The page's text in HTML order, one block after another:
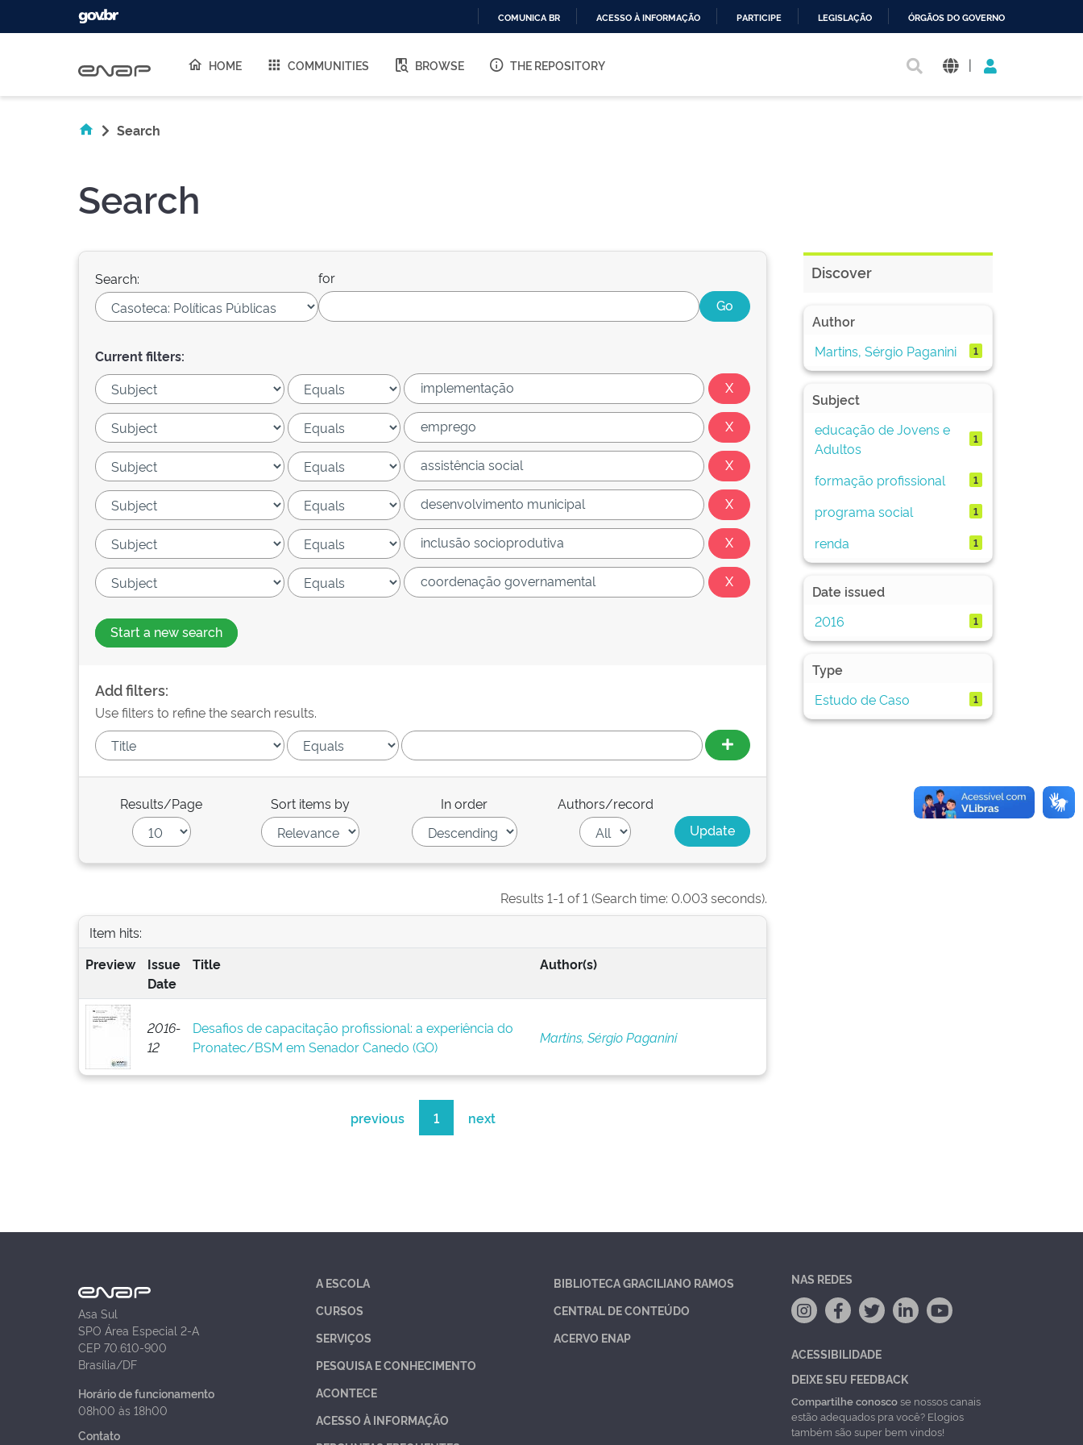
O
COMUNICA BR ACESSO À INFORMAÇÃO PARTICIPE LEGISLAÇÃO ÓRGÃOS DO GOVERNO
HOME COMMUNITIES BROWSE THE REPOSITORY |
Search
Search
Search: for
Current filters:
Start a new search
Add filters:
Use filters to refine the search results.
Results/Page Sort items by In order Authors/record
Results 1-1 of 1 (Search time: 0.003 seconds).
Item hits:
Preview
Issue
Date
Title Author(s)
2016-
12
Desafios de capacitação profissional: a experiência do
Pronatec/BSM em Senador Canedo (GO)
Martins, Sérgio Paganini
previous 1 next
Discover
Author
Martins, Sérgio Paganini
1
Subject
educação de Jovens e
Adultos
1
formação profissional 1
programa social 1
renda 1
Date issued
2016
1
Type
Estudo de Caso
1
Asa Sul
SPO Área Especial 2-A
CEP 70.610-900
Brasília/DF
Horário de funcionamento
08h00 às 18h00
Contato
A ESCOLA
CURSOS
SERVIÇOS
PESQUISA E CONHECIMENTO
ACONTECE
ACESSO À INFORMAÇÃO
BIBLIOTECA GRACILIANO RAMOS
CENTRAL DE CONTEÚDO
ACERVO ENAP
NAS REDES
ACESSIBILIDADE
DEIXE SEU FEEDBACK
Compartilhe conoscose nossos canais
estão adequados pra você? Elogios
também são super bem vindos!